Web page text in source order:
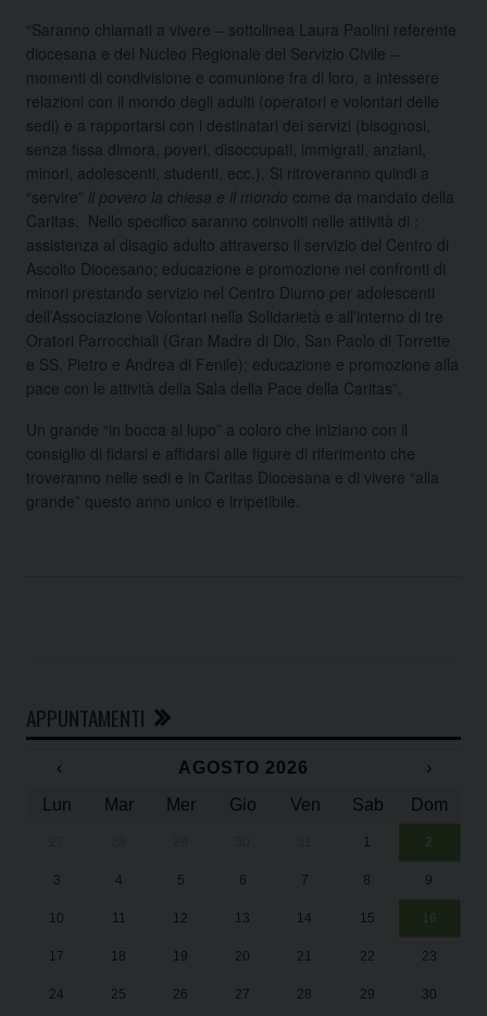
“Saranno chiamati a vivere – sottolinea Laura Paolini referente
diocesana e del Nucleo Regionale del Servizio Civile –
momenti di condivisione e comunione fra di loro, a intessere
relazioni con il mondo degli adulti (operatori e volontari delle
sedi) e a rapportarsi con i destinatari dei servizi (bisognosi,
senza fissa dimora, poveri, disoccupati, immigrati, anziani,
minori, adolescenti, studenti, ecc.). Si ritroveranno quindi a
“servire” il povero la chiesa e il mondo come da mandato della
Caritas. Nello specifico saranno coinvolti nelle attività di :
assistenza al disagio adulto attraverso il servizio del Centro di
Ascolto Diocesano; educazione e promozione nei confronti di
minori prestando servizio nel Centro Diurno per adolescenti
dell’Associazione Volontari nella Solidarietà e all’interno di tre
Oratori Parrocchiali (Gran Madre di Dio, San Paolo di Torrette
e SS. Pietro e Andrea di Fenile); educazione e promozione alla
pace con le attività della Sala della Pace della Caritas”.
Un grande “in bocca al lupo” a coloro che iniziano con il
consiglio di fidarsi e affidarsi alle figure di riferimento che
troveranno nelle sedi e in Caritas Diocesana e di vivere “alla
grande” questo anno unico e irripetibile.
APPUNTAMENTI
‹ AGOSTO 2026
›
Lun
Mar Mer Gio Ven Sab Dom
1 2
3 4 5 6 7 8 9
10 11 12 13 14 15 16
17 18 19 20 21 22 23
24 25 26 27 28 29 30